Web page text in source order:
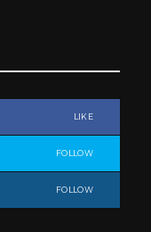
LIKE
FOLLOW
FOLLOW